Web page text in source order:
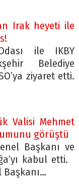
Irak heyeti ile
ile IKBY
Belediye
ziyaret etti.
Valisi Mehmet
görüştü
Başkanı ve
kabul etti.
Başkanı…